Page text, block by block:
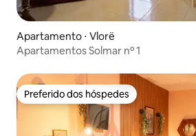
Apartamento ⋅ Vlorë
Apartamentos Solmar nº 1
Preferido dos hóspedes
Preferido dos hóspedes